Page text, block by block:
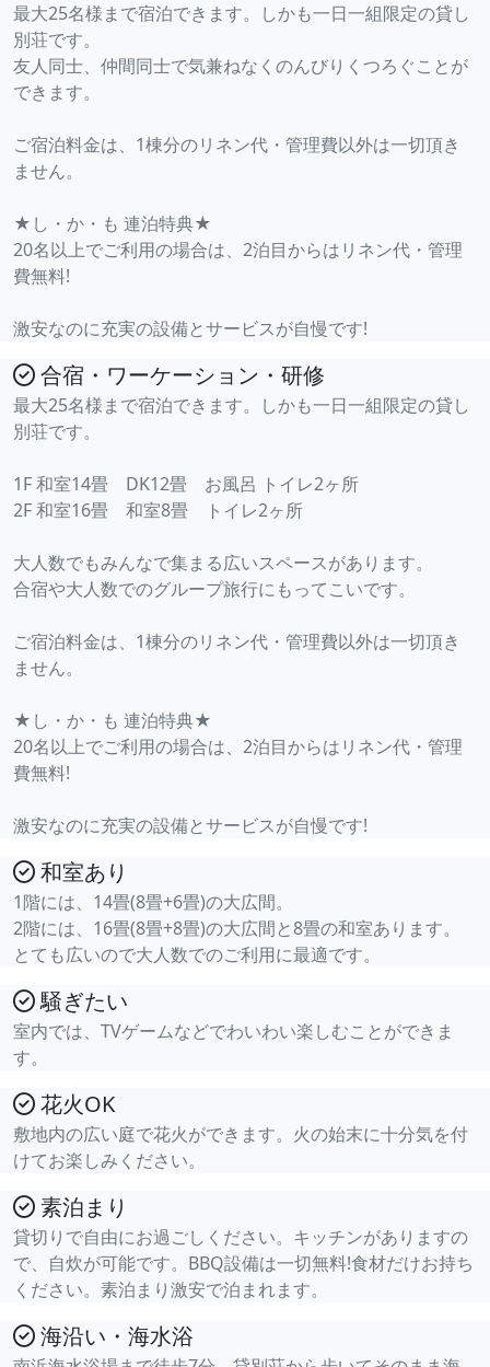
最大25名様まで宿泊できます。しかも一日一組限定の貸し
別荘です。
友人同士、仲間同士で気兼ねなくのんびりくつろぐことが
できます。
ご宿泊料金は、1棟分のリネン代・管理費以外は一切頂き
ません。
★し・か・も 連泊特典★
20名以上でご利用の場合は、2泊目からはリネン代・管理
費無料!
激安なのに充実の設備とサービスが自慢です!
合宿・ワーケーション・研修
最大25名様まで宿泊できます。しかも一日一組限定の貸し
別荘です。
1F 和室14畳 DK12畳 お風呂 トイレ2ヶ所
2F 和室16畳 和室8畳 トイレ2ヶ所
大人数でもみんなで集まる広いスペースがあります。
合宿や大人数でのグループ旅行にもってこいです。
ご宿泊料金は、1棟分のリネン代・管理費以外は一切頂き
ません。
★し・か・も 連泊特典★
20名以上でご利用の場合は、2泊目からはリネン代・管理
費無料!
激安なのに充実の設備とサービスが自慢です!
和室あり
1階には、14畳(8畳+6畳)の大広間。
2階には、16畳(8畳+8畳)の大広間と8畳の和室あります。
とても広いので大人数でのご利用に最適です。
騒ぎたい
室内では、TVゲームなどでわいわい楽しむことができま
す。
花火OK
敷地内の広い庭で花火ができます。火の始末に十分気を付
けてお楽しみください。
素泊まり
貸切りで自由にお過ごしください。キッチンがありますの
で、自炊が可能です。BBQ設備は一切無料!食材だけお持ち
ください。素泊まり激安で泊まれます。
海沿い・海水浴